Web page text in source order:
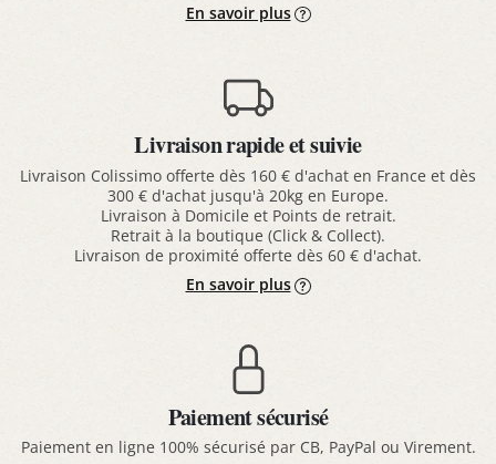
En savoir plus
Livraison rapide et suivie
Livraison Colissimo offerte dès 160 € d'achat en France et dès
300 € d'achat jusqu'à 20kg en Europe.
Livraison à Domicile et Points de retrait.
Retrait à la boutique (Click & Collect).
Livraison de proximité offerte dès 60 € d'achat.
En savoir plus
Paiement sécurisé
Paiement en ligne 100% sécurisé par CB, PayPal ou Virement.